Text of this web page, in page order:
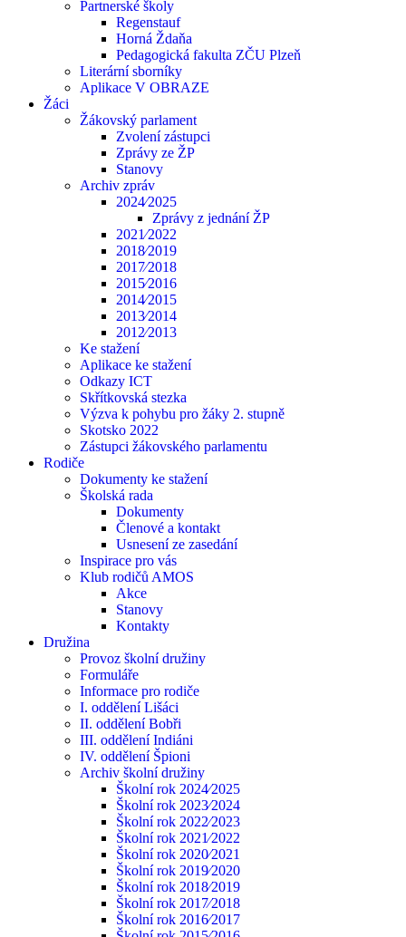
Partnerské školy
Regenstauf
Horná Ždaňa
Pedagogická fakulta ZČU Plzeň
Literární sborníky
Aplikace V OBRAZE
Žáci
Žákovský parlament
Zvolení zástupci
Zprávy ze ŽP
Stanovy
Archiv zpráv
2024⁄2025
Zprávy z jednání ŽP
2021⁄2022
2018⁄2019
2017⁄2018
2015⁄2016
2014⁄2015
2013⁄2014
2012⁄2013
Ke stažení
Aplikace ke stažení
Odkazy ICT
Skřítkovská stezka
Výzva k pohybu pro žáky 2. stupně
Skotsko 2022
Zástupci žákovského parlamentu
Rodiče
Dokumenty ke stažení
Školská rada
Dokumenty
Členové a kontakt
Usnesení ze zasedání
Inspirace pro vás
Klub rodičů AMOS
Akce
Stanovy
Kontakty
Družina
Provoz školní družiny
Formuláře
Informace pro rodiče
I. oddělení Lišáci
II. oddělení Bobři
III. oddělení Indiáni
IV. oddělení Špioni
Archiv školní družiny
Školní rok 2024⁄2025
Školní rok 2023⁄2024
Školní rok 2022⁄2023
Školní rok 2021⁄2022
Školní rok 2020⁄2021
Školní rok 2019⁄2020
Školní rok 2018⁄2019
Školní rok 2017⁄2018
Školní rok 2016⁄2017